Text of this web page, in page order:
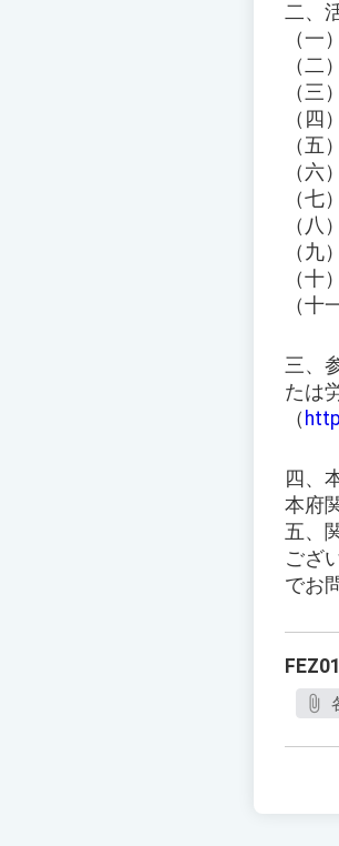
二、
（一
（二
（三
（四
（五
（六
（七
（八
（九
（十
（十
三、
たは
（
四、
本府
五、
ござ
でお